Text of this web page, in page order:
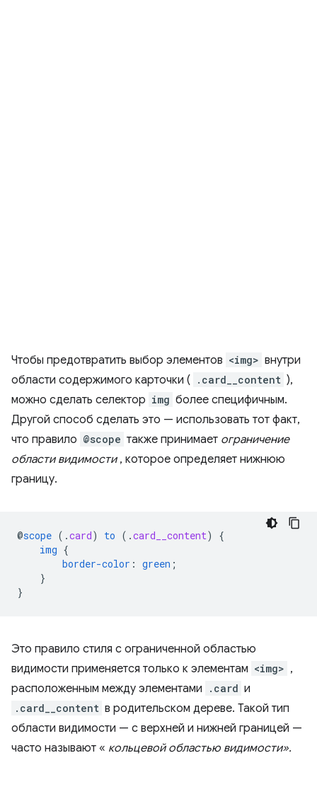
Чтобы предотвратить выбор элементов <img> внутри
области содержимого карточки (
.card__content ),
можно сделать селектор img более специфичным.
Другой способ сделать это — использовать тот факт,
что правило @scope также принимает ограничение
области видимости, которое определяет нижнюю
границу.
@scope ( .card) to ( .card__content)
{
img {
border-color : green ;
}
}
Это правило стиля с ограниченной областью
видимости применяется только к элементам <img> ,
расположенным между элементами
.card и
.card__content в родительском дереве. Такой тип
области видимости — с верхней и нижней границей —
часто называют « кольцевой областью видимости».